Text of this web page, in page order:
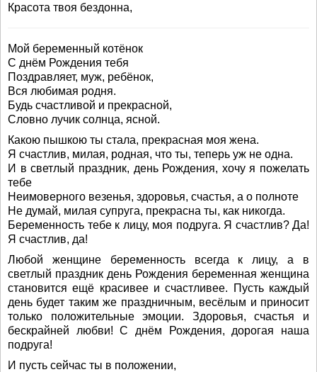
Красота твоя бездонна,
Мой беременный котёнок
С днём Рождения тебя
Поздравляет, муж, ребёнок,
Вся любимая родня.
Будь счастливой и прекрасной,
Словно лучик солнца, ясной.
Какою пышкою ты стала, прекрасная моя жена.
Я счастлив, милая, родная, что ты, теперь уж не одна.
И в светлый праздник, день Рождения, хочу я пожелать
тебе
Неимоверного везенья, здоровья, счастья, а о полноте
Не думай, милая супруга, прекрасна ты, как никогда.
Беременность тебе к лицу, моя подруга. Я счастлив? Да!
Я счастлив, да!
Любой женщине беременность всегда к лицу, а в
светлый праздник день Рождения беременная женщина
становится ещё красивее и счастливее. Пусть каждый
день будет таким же праздничным, весёлым и приносит
только положительные эмоции. Здоровья, счастья и
бескрайней любви! С днём Рождения, дорогая наша
подруга!
И пусть сейчас ты в положении,